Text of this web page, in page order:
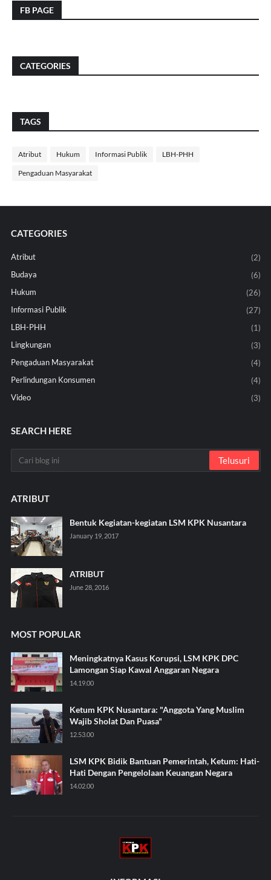
FB PAGE
CATEGORIES
TAGS
Atribut Hukum Informasi Publik LBH-PHH
Pengaduan Masyarakat
CATEGORIES
Atribut
(2)
Budaya
(6)
Hukum
(26)
Informasi Publik
(27)
LBH-PHH
(1)
Lingkungan
(3)
Pengaduan Masyarakat
(4)
Perlindungan Konsumen
(4)
Video
(3)
SEARCH HERE
ATRIBUT
Bentuk Kegiatan-kegiatan LSM KPK Nusantara
January 19, 2017
ATRIBUT
June 28, 2016
MOST POPULAR
Meningkatnya Kasus Korupsi, LSM KPK DPC
Lamongan Siap Kawal Anggaran Negara
14.19.00
Ketum KPK Nusantara: "Anggota Yang Muslim
Wajib Sholat Dan Puasa"
12.53.00
LSM KPK Bidik Bantuan Pemerintah, Ketum: Hati-
Hati Dengan Pengelolaan Keuangan Negara
14.02.00